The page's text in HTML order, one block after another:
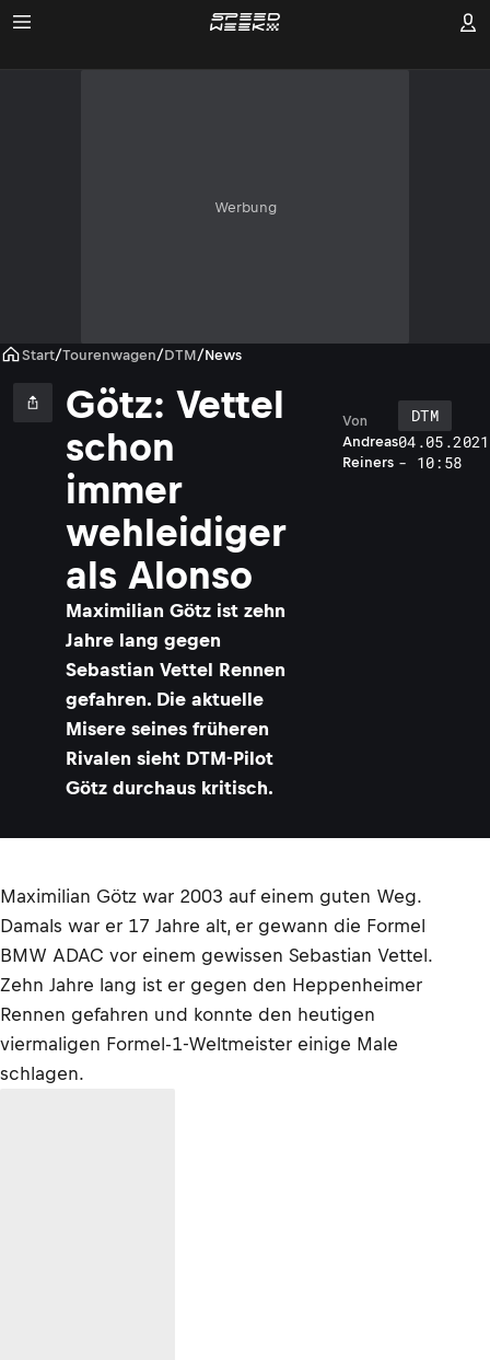
Werbung
Start/Tourenwagen/DTM/News
Götz: Vettel
schon
immer
wehleidiger
als Alonso
Maximilian Götz ist zehn
Jahre lang gegen
Sebastian Vettel Rennen
gefahren. Die aktuelle
Misere seines früheren
Rivalen sieht DTM-Pilot
Götz durchaus kritisch.
Andreas
Reiners
Von
DTM
04.05.2021
- 10:58
Maximilian Götz war 2003 auf einem guten Weg.
Damals war er 17 Jahre alt, er gewann die Formel
BMW ADAC vor einem gewissen Sebastian Vettel.
Zehn Jahre lang ist er gegen den Heppenheimer
Rennen gefahren und konnte den heutigen
viermaligen Formel-1-Weltmeister einige Male
schlagen.